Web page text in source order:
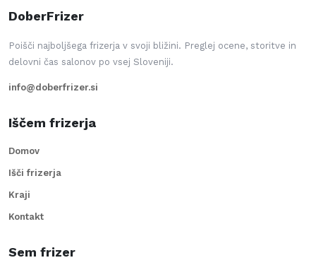
DoberFrizer
Poišči najboljšega frizerja v svoji bližini. Preglej ocene, storitve in
delovni čas salonov po vsej Sloveniji.
info@doberfrizer.si
Iščem frizerja
Domov
Išči frizerja
Kraji
Kontakt
Sem frizer